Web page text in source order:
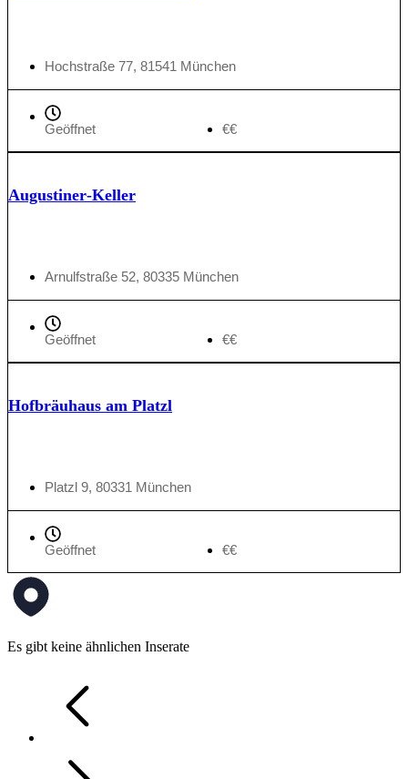
Hochstraße 77, 81541 München
Geöffnet €€
Augustiner‑Keller
Arnulfstraße 52, 80335 München
Geöffnet €€
Hofbräuhaus am Platzl
Platzl 9, 80331 München
Geöffnet €€
Es gibt keine ähnlichen Inserate